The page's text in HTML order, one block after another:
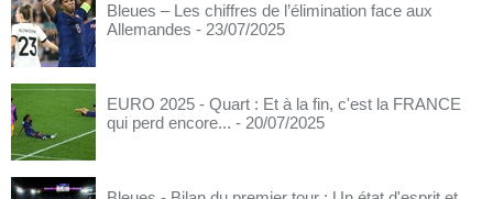
Bleues – Les chiffres de l’élimination face aux
Allemandes - 23/07/2025
EURO 2025 - Quart : Et à la fin, c'est la FRANCE
qui perd encore... - 20/07/2025